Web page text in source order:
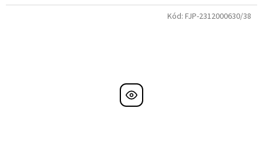
Kód: FJP-2312000630/38